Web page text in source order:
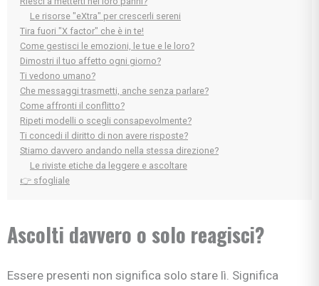
Le risorse "eXtra" per crescerli sereni
Tira fuori "X factor" che è in te!
Come gestisci le emozioni, le tue e le loro?
Dimostri il tuo affetto ogni giorno?
Ti vedono umano?
Che messaggi trasmetti, anche senza parlare?
Come affronti il conflitto?
Ripeti modelli o scegli consapevolmente?
Ti concedi il diritto di non avere risposte?
Stiamo davvero andando nella stessa direzione?
Le riviste etiche da leggere e ascoltare
👉 sfogliale
Ascolti davvero o solo reagisci?
Essere presenti non significa solo stare lì. Significa